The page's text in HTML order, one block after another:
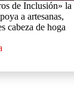
de Inclusión» la
a artesanas,
cabeza de hoga